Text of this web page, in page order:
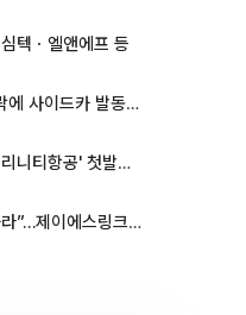
텍ㆍ엘앤에프 등
코스피, 장중 5%대 급락에 사이드카 발동…삼성·SK 동반 폭락
티웨이항공, 새 이름 '트리니티항공' 첫발…SSC 전략 본격화
트럼프 “자석 사업을 하라”…제이에스링크, 비중국 영구자석 공급망 구축 속도